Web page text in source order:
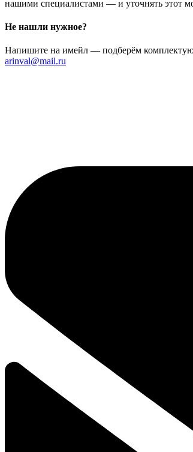
нашими специалистами — и уточнять этот
Не нашли нужное?
Напишите на имейл — подберём
arinval@mail.ru